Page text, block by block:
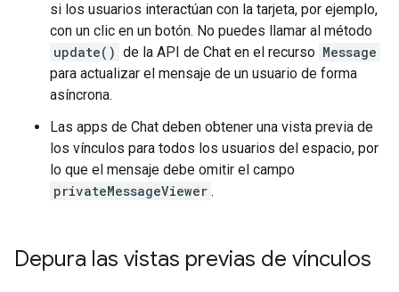
si los usuarios interactúan con la tarjeta, por ejemplo,
con un clic en un botón. No puedes llamar al método
update() de la API de Chat en el recurso Message
para actualizar el mensaje de un usuario de forma
asíncrona.
Las apps de Chat deben obtener una vista previa de
los vínculos para todos los usuarios del espacio, por
lo que el mensaje debe omitir el campo
privateMessageViewer .
Depura las vistas previas de vínculos